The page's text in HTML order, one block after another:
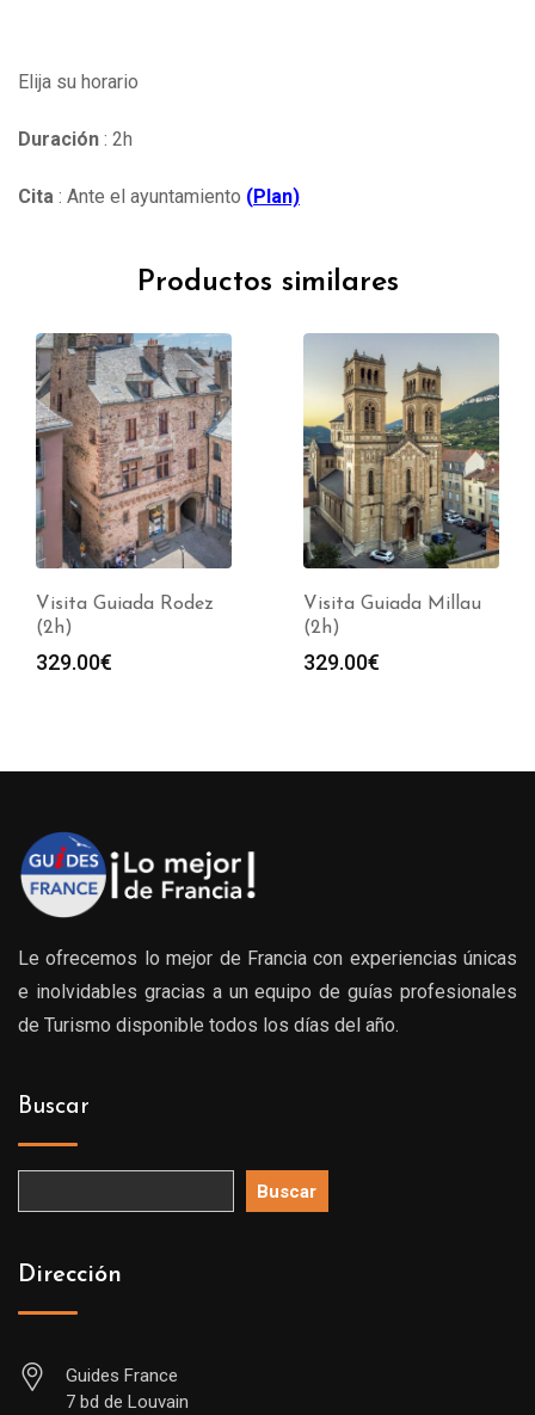
Elija su horario
Duración : 2h
Cita : Ante el ayuntamiento (Plan)
Productos similares
Visita Guiada Rodez
(2h)
329.00€
Visita Guiada Millau
(2h)
329.00€
Le ofrecemos lo mejor de Francia con experiencias únicas
e inolvidables gracias a un equipo de guías profesionales
de Turismo disponible todos los días del año.
Buscar
Buscar
Dirección
Guides France
7 bd de Louvain